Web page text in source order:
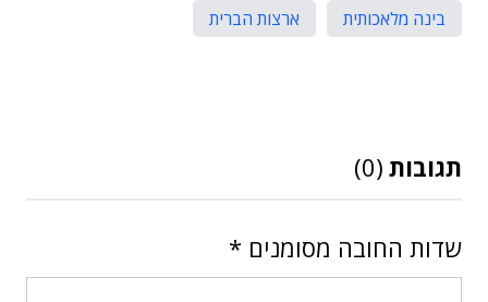
בינה מלאכותית
ארצות הברית
תגובות (0)
שדות החובה מסומנים *